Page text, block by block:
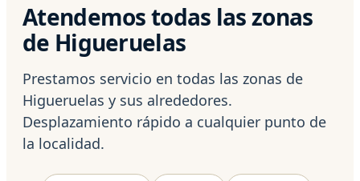
Atendemos todas las zonas
de Higueruelas
Prestamos servicio en todas las zonas de
Higueruelas y sus alrededores.
Desplazamiento rápido a cualquier punto de
la localidad.